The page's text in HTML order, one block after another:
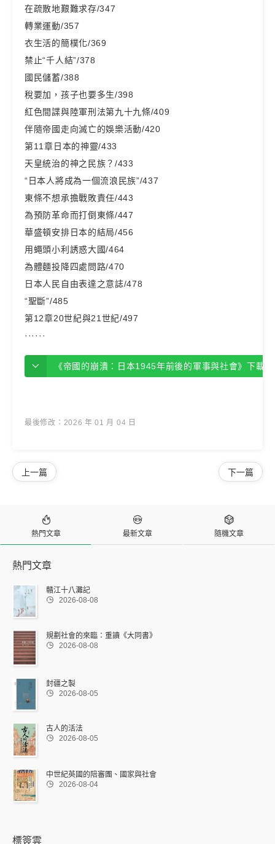
在疏散地艱難求存/347
轉業運動/357
衣生活的簡樸化/369
禁止“千人結”/378
國民儲蓄/388
稅要加，孩子也要多生/398
紅色間諜與陸軍刑法第九十九條/409
伴隨帝國走向滅亡的娛樂活動/420
第11章日本的神靈/433
天皇統治的神之民族？/433
“日本人將成為一個流浪民族”/437
東條不想承擔戰敗責任/443
為預防革命而打倒東條/447
華盛頓安排日本的結局/456
用蠅頭小利誘惑大國/464
為體麵投降四處問路/470
日本人民自由表達之意誌/478
“聖斷”/485
第12章20世紀與21世紀/497
······
《帝國的崩潰：日本1945年前後的軍事與社會》下載地址【免
最後修改：2026 年 01 月 04 日
下一篇
上一篇

熱門文章

最新文章

隨機文章
熱門文章
贛江十八灘記
 2026-08-08
規劃社會的來臨：重讀《大同書》
 2026-08-08
封疆之製
 2026-08-05
古人的活法
 2026-08-05
中世紀英國的陪審團、國家與社會
 2026-08-04
標簽雲